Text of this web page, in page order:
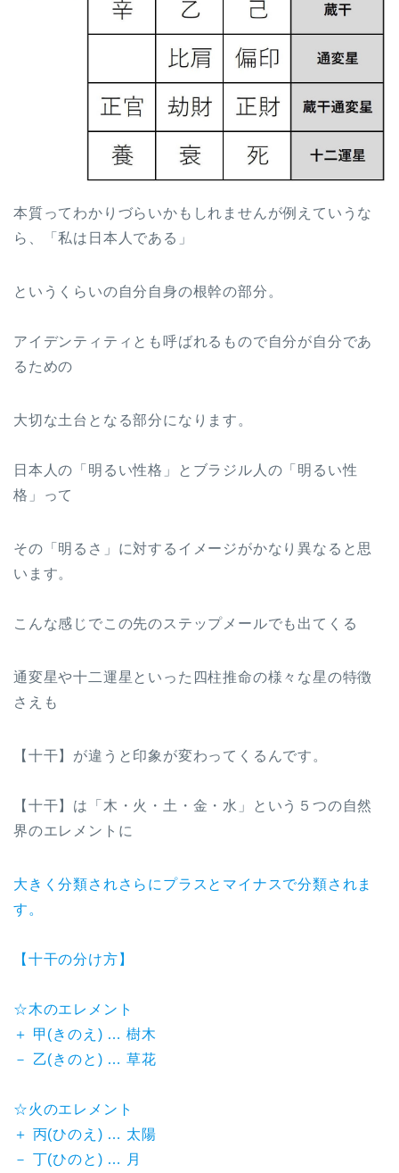
本質ってわかりづらいかもしれませんが例えていうな
ら、「私は日本人である」
というくらいの自分自身の根幹の部分。
アイデンティティとも呼ばれるもので自分が自分であ
るための
大切な土台となる部分になります。
日本人の「明るい性格」とブラジル人の「明るい性
格」って
その「明るさ」に対するイメージがかなり異なると思
います。
こんな感じでこの先のステップメールでも出てくる
通変星や十二運星といった四柱推命の様々な星の特徴
さえも
【十干】が違うと印象が変わってくるんです。
【十干】は「木・火・土・金・水」という５つの自然
界のエレメントに
大きく分類されさらにプラスとマイナスで分類されま
す。
【十干の分け方】
☆木のエレメント
＋ 甲(きのえ) … 樹木
－ 乙(きのと) … 草花
☆火のエレメント
＋ 丙(ひのえ) … 太陽
－ 丁(ひのと) … 月